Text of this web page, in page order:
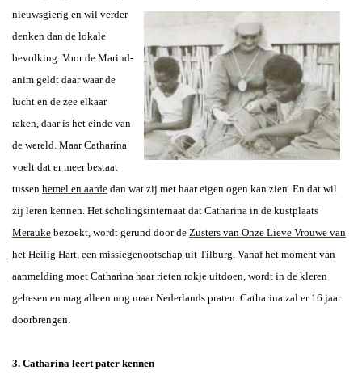
nieuwsgierig en wil verder
denken dan de lokale
bevolking. Voor de Marind-
anim geldt daar waar de
lucht en de zee elkaar
raken, daar is het einde van
de wereld. Maar Catharina
voelt dat er meer bestaat
tussen hemel en aarde dan wat zij met haar eigen ogen kan zien. En dat wil
zij leren kennen. Het scholingsinternaat dat Catharina in de kustplaats
Merauke bezoekt, wordt gerund door de Zusters van Onze Lieve Vrouwe van
het Heilig Hart, een missiegenootschap uit Tilburg. Vanaf het moment van
aanmelding moet Catharina haar rieten rokje uitdoen, wordt in de kleren
gehesen en mag alleen nog maar Nederlands praten. Catharina zal er 16 jaar
doorbrengen.
3. Catharina leert pater kennen